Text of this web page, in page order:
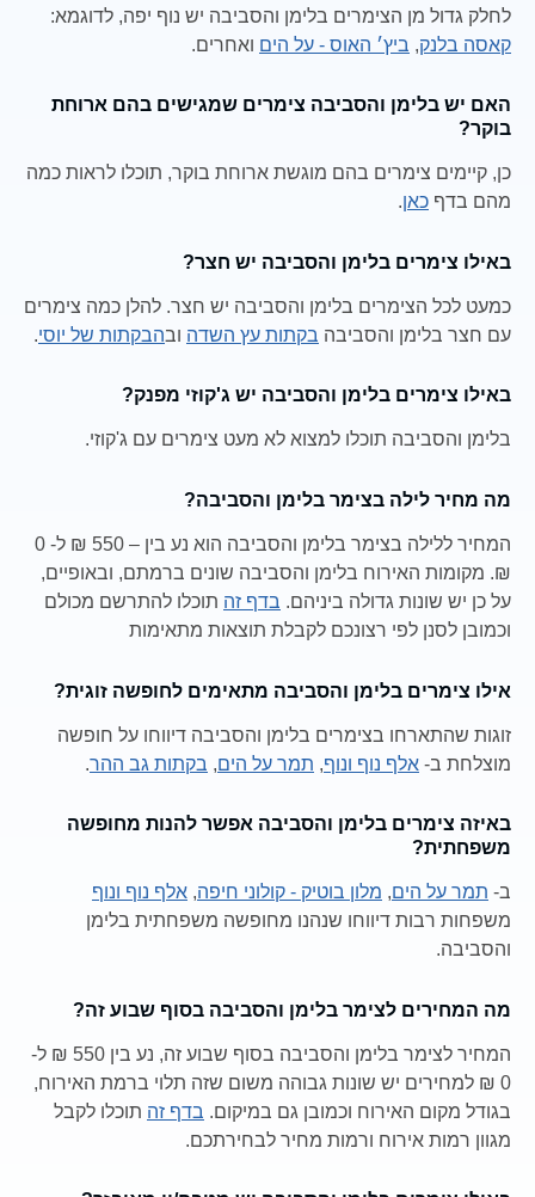
לחלק גדול מן הצימרים בלימן והסביבה יש נוף יפה, לדוגמא:
קאסה בלנק, ביץ׳ האוס - על הים ואחרים.
האם יש בלימן והסביבה צימרים שמגישים בהם ארוחת
בוקר?
כן, קיימים צימרים בהם מוגשת ארוחת בוקר, תוכלו לראות כמה
מהם בדף כאן.
באילו צימרים בלימן והסביבה יש חצר?
כמעט לכל הצימרים בלימן והסביבה יש חצר. להלן כמה צימרים
עם חצר בלימן והסביבה בקתות עץ השדה ובהבקתות של יוסי.
באילו צימרים בלימן והסביבה יש ג'קוזי מפנק?
בלימן והסביבה תוכלו למצוא לא מעט צימרים עם ג'קוזי.
מה מחיר לילה בצימר בלימן והסביבה?
המחיר ללילה בצימר בלימן והסביבה הוא נע בין – 550 ₪ ל- 0
₪. מקומות האירוח בלימן והסביבה שונים ברמתם, ובאופיים,
על כן יש שונות גדולה ביניהם. בדף זה תוכלו להתרשם מכולם
וכמובן לסנן לפי רצונכם לקבלת תוצאות מתאימות
אילו צימרים בלימן והסביבה מתאימים לחופשה זוגית?
זוגות שהתארחו בצימרים בלימן והסביבה דיווחו על חופשה
מוצלחת ב- אלף נוף ונוף, תמר על הים, בקתות גב ההר.
באיזה צימרים בלימן והסביבה אפשר להנות מחופשה
משפחתית?
ב- תמר על הים, מלון בוטיק - קולוני חיפה, אלף נוף ונוף
משפחות רבות דיווחו שנהנו מחופשה משפחתית בלימן
והסביבה.
מה המחירים לצימר בלימן והסביבה בסוף שבוע זה?
המחיר לצימר בלימן והסביבה בסוף שבוע זה, נע בין 550 ₪ ל-
0 ₪ למחירים יש שונות גבוהה משום שזה תלוי ברמת האירוח,
בגודל מקום האירוח וכמובן גם במיקום. בדף זה תוכלו לקבל
מגוון רמות אירוח ורמות מחיר לבחירתכם.